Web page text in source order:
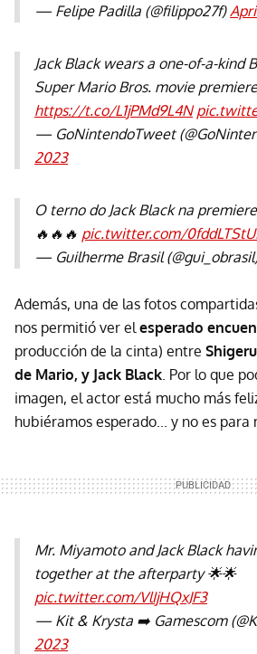
— Felipe Padilla (@filippo27f)
Jack Black wears a one-of-a-kind
Super Mario Bros. movie premiere
https://t.co/L1jPMd9L4N
— GoNintendoTweet
2023
O terno do Jack Black na
🔥🔥🔥 pic.twitter.com/
— Guilherme Brasil
Además, una de las fotos
nos permitió ver el esperado
producción de la cinta) entre
de Mario, y Jack Black . Por lo que
imagen, el actor está mucho más
hubiéramos esperado... y no es para
Mr. Miyamoto and Jack Black
together at the afterparty 🌟🌟
pic.twitter.com/VlIjHQxJF3
— Kit & Krysta ➡️ Gamescom
2023